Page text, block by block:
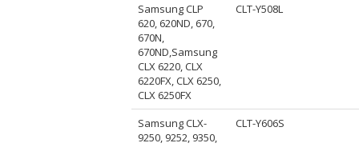
Samsung CLP
620, 620ND, 670,
670N,
670ND,Samsung
CLX 6220, CLX
6220FX, CLX 6250,
CLX 6250FX
CLT-Y508L
Samsung CLX-
9250, 9252, 9350,
CLT-Y606S